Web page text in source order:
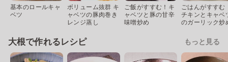
基本のロールキャ
ベツ
ボリューム抜群 キ
ャベツの豚肉巻き
レンジ蒸し
ご飯がすすむ！キ
ャベツと豚の甘辛
味噌炒め
ごはんがすすむ
チキンとキャベ
のガーリック炒
大根で作れるレシピ もっと見る